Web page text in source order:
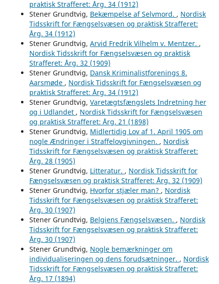
praktisk Strafferet: Årg. 34 (1912)
Stener Grundtvig, Bekæmpelse af Selvmord. , Nordisk
Tidsskrift for Fængselsvæsen og praktisk Strafferet:
Årg. 34 (1912)
Stener Grundtvig, Arvid Fredrik Vilhelm v. Mentzer. ,
Nordisk Tidsskrift for Fængselsvæsen og praktisk
Strafferet: Årg. 32 (1909)
Stener Grundtvig, Dansk Kriminalistforenings 8.
Aarsmøde , Nordisk Tidsskrift for Fængselsvæsen og
praktisk Strafferet: Årg. 34 (1912)
Stener Grundtvig, Varetægtsfængslets Indretning her
og i Udlandet , Nordisk Tidsskrift for Fængselsvæsen
og praktisk Strafferet: Årg. 21 (1898)
Stener Grundtvig, Midlertidig Lov af 1. April 1905 om
nogle Ændringer i Straffelovgivningen. , Nordisk
Tidsskrift for Fængselsvæsen og praktisk Strafferet:
Årg. 28 (1905)
Stener Grundtvig, Litteratur. , Nordisk Tidsskrift for
Fængselsvæsen og praktisk Strafferet: Årg. 32 (1909)
Stener Grundtvig, Hvorfor stjæler man? , Nordisk
Tidsskrift for Fængselsvæsen og praktisk Strafferet:
Årg. 30 (1907)
Stener Grundtvig, Belgiens Fængselsvæsen. , Nordisk
Tidsskrift for Fængselsvæsen og praktisk Strafferet:
Årg. 30 (1907)
Stener Grundtvig, Nogle bemærkninger om
individualiseringen og dens forudsætninger. , Nordisk
Tidsskrift for Fængselsvæsen og praktisk Strafferet:
Årg. 17 (1894)